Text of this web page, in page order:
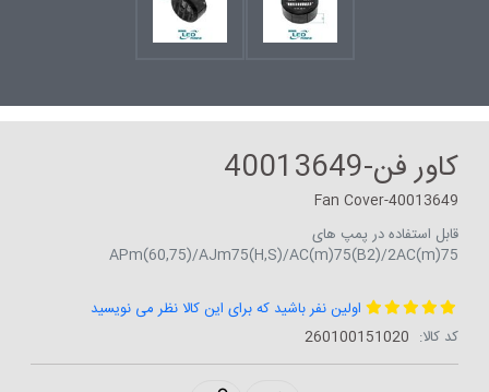
کاور فن-40013649
Fan Cover-40013649
قابل استفاده در پمپ های
APm(60,75)/AJm75(H,S)/AC(m)75(B2)/2AC(m)75
اولین نفر باشید که برای این کالا نظر می نویسید
کد کالا: ‎260100151020